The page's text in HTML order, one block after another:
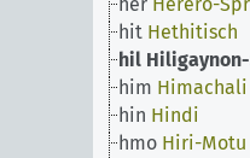
hit Hethitisch
hil
him Himachali
hin Hindi
hmo Hiri-Motu